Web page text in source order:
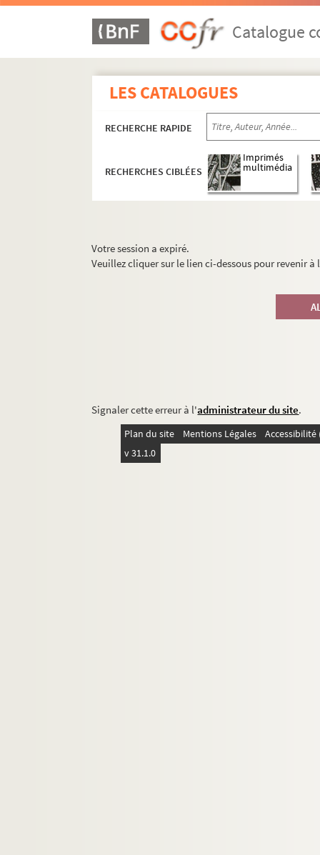
Catalogue
LES CATALOGUES
RECHERCHE RAPIDE
RECHERCHES CIBLÉES
Imprimés
multimédia
Votre session a expiré.
Veuillez cliquer sur le lien ci-dessous pour revenir
Signaler cette erreur à l'administrateur du site.
Plan du site Mentions Légales
v 31.1.0